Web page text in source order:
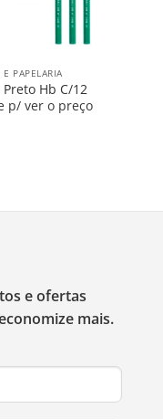
E PAPELARIA
Preto Hb C/12
p/ ver o preço
e ofertas
mais.